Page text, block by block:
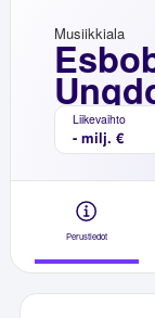
Musiikkiala
Liikevaihto
- milj. €
Perustiedot